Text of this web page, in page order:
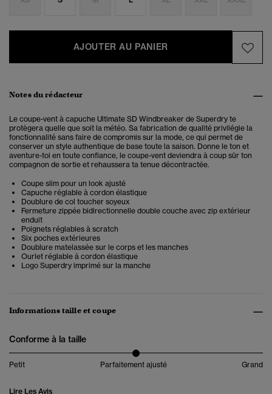
AJOUTER AU PANIER
Notes du rédacteur
Le coupe-vent à capuche Ultimate SD Windbreaker de Superdry te
protègera quelle que soit la météo. Sa fabrication de qualité privilégie la
fonctionnalité sans faire de compromis sur la mode, ce qui permet de
conserver un style authentique de base toute la saison. Donne le ton et
aventure-toi en toute confiance, le coupe-vent deviendra à coup sûr ton
compagnon de sortie et rehaussera ta tenue décontractée.
Coupe slim pour un look ajusté
Capuche réglable à cordon élastique
Doublure de col toucher soyeux
Fermeture zippée bidirectionnelle double couche avec zip extérieur
enduit
Poignets réglables à scratch
Six poches extérieures
Doublure matelassée sur le corps et les manches
Ourlet réglable à cordon élastique
Logo Superdry imprimé sur la manche
Informations taille et coupe
Conforme à la taille
Petit Parfaitement ajusté Grand
Lire Les Avis